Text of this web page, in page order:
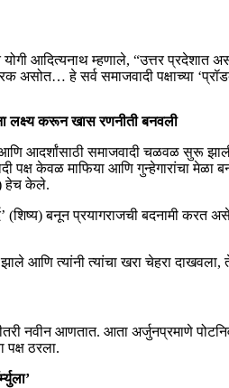
म्हणाले, “उत्तर प्रदेशात असा
हे सर्व समाजवादी पक्षाच्या
लक्ष्य करून खास रणनीती बनवली
आदर्शांसाठी समाजवादी चळवळ सुरू
केवळ माफिया आणि गुन्हेगारांचा मेळा
हेच केले.
(शिष्य) बनून प्रयागराजची बदनामी
त्यांनी त्यांचा खरा चेहरा दाखवला,
नवीन आणतात. आता अर्जुनप्रमाणे
पक्ष ठरला.